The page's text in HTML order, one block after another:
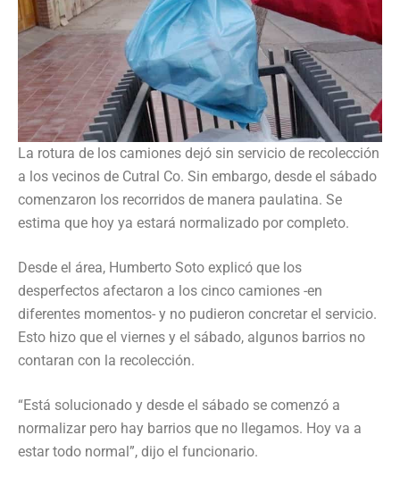
La rotura de los camiones dejó sin servicio de recolección
a los vecinos de Cutral Co. Sin embargo, desde el sábado
comenzaron los recorridos de manera paulatina. Se
estima que hoy ya estará normalizado por completo.
Desde el área, Humberto Soto explicó que los
desperfectos afectaron a los cinco camiones -en
diferentes momentos- y no pudieron concretar el servicio.
Esto hizo que el viernes y el sábado, algunos barrios no
contaran con la recolección.
“Está solucionado y desde el sábado se comenzó a
normalizar pero hay barrios que no llegamos. Hoy va a
estar todo normal”, dijo el funcionario.